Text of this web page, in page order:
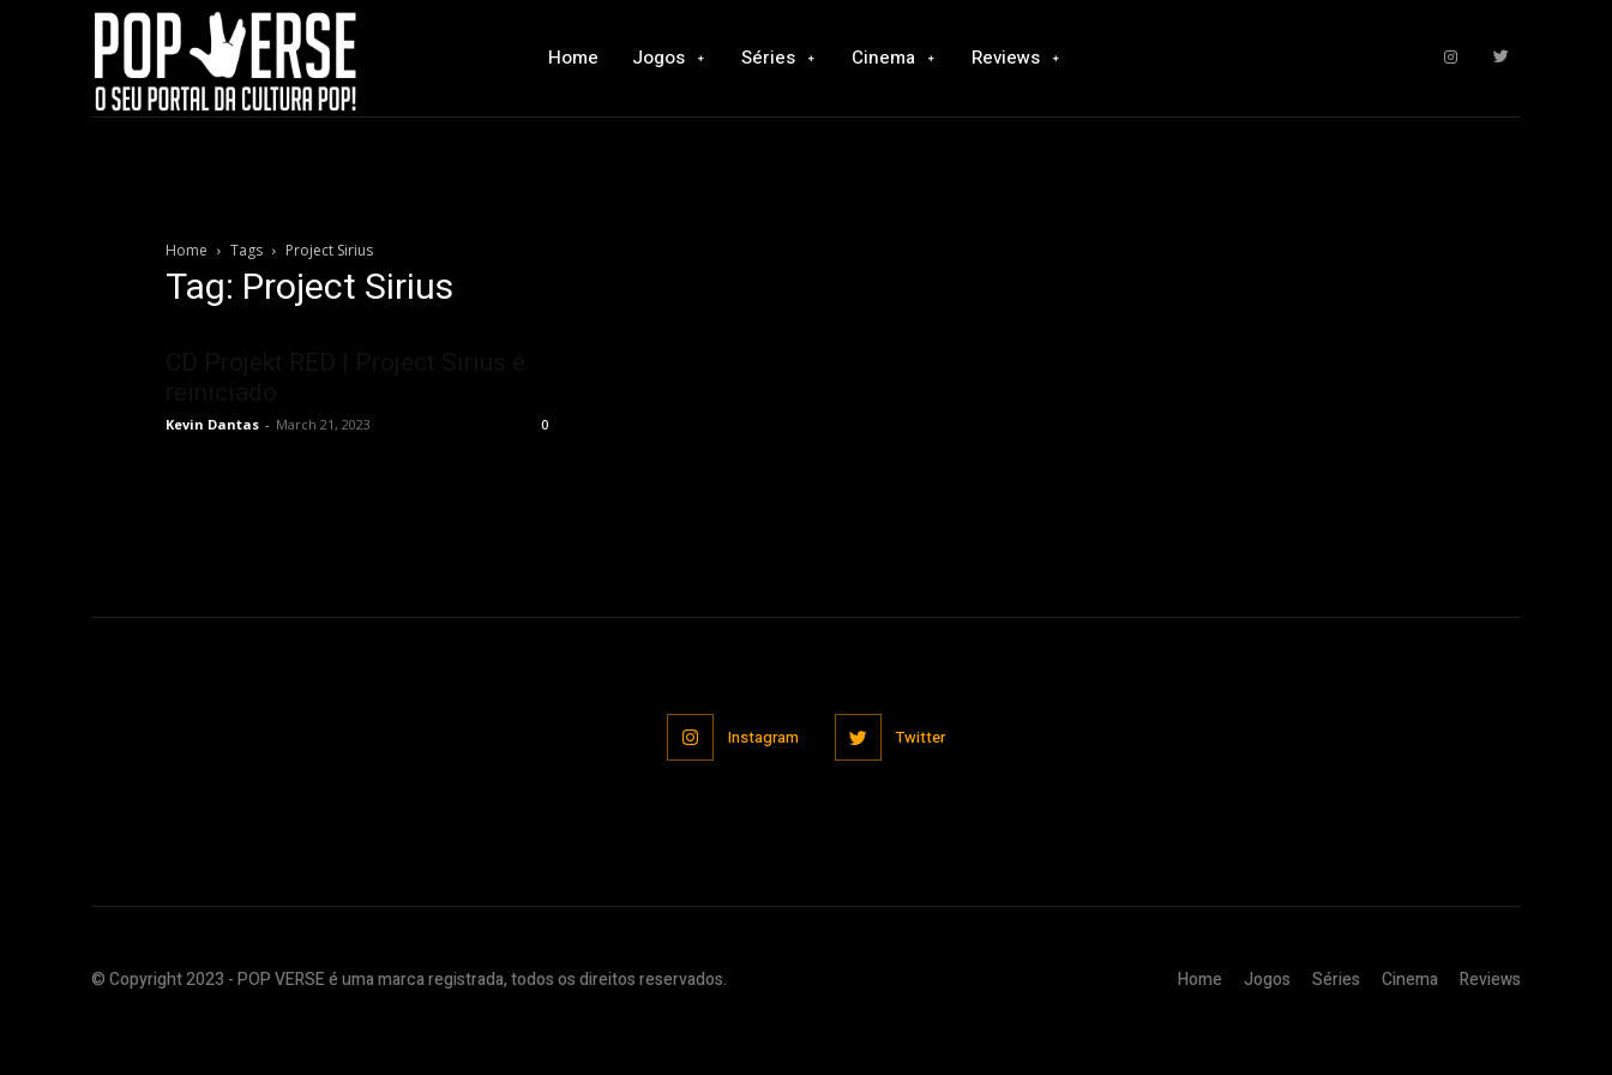
Home Jogos Séries Cinema Reviews
Home Tags Project Sirius
Tag: Project Sirius
Kevin Dantas - March 21, 2023 0
Instagram Twitter
© Copyright 2023 - POP VERSE é uma marca registrada, todos os direitos reservados. Home Jogos Séries Cinema Reviews